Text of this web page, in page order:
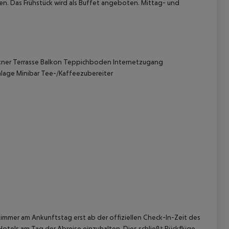
Das Frühstück wird als Buffet angeboten. Mittag- und
Terrasse Balkon Teppichboden Internetzugang
Minibar Tee-/Kaffeezubereiter
am Ankunftstag erst ab der offiziellen Check-In-Zeit des